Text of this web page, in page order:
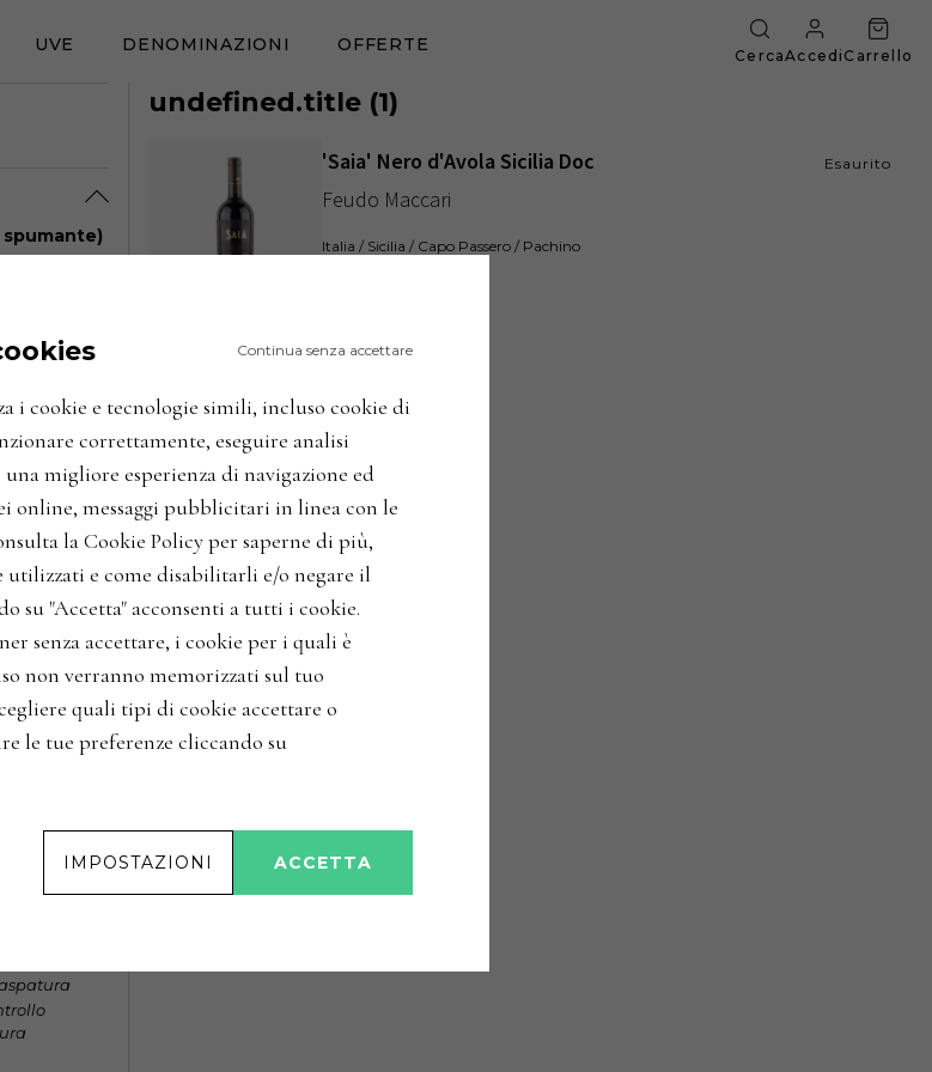
UVE DENOMINAZIONI OFFERTE
CercaAccedi Carrello
per
undefined.title (1)
'Saia' Nero d'Avola Sicilia Doc Esaurito
Feudo Maccari
Italia / Sicilia / Capo Passero / Pachino
Continua senza accettare
i cookie e tecnologie simili, incluso cookie di
correttamente, eseguire analisi
migliore esperienza di navigazione ed
online, messaggi pubblicitari in linea con le
la Cookie Policy per saperne di più,
utilizzati e come disabilitarli e/o negare il
su "Accetta" acconsenti a tutti i cookie.
senza accettare, i cookie per i quali è
non verranno memorizzati sul tuo
quali tipi di cookie accettare o
le tue preferenze cliccando su
IMPOSTAZIONI ACCETTA